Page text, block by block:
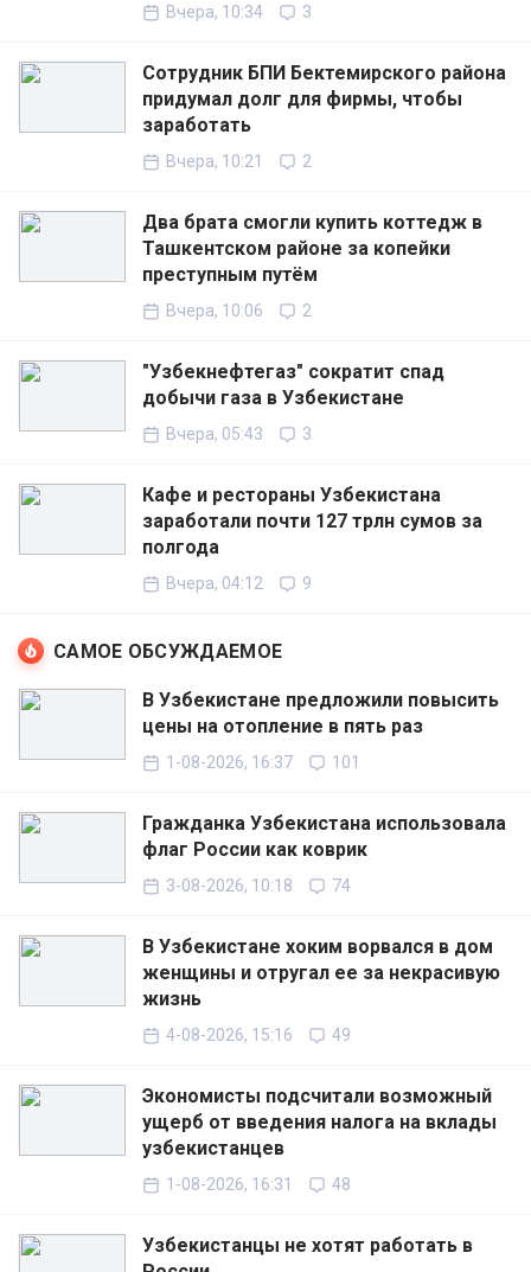
Вчера, 10:34 3
Сотрудник БПИ Бектемирского района
придумал долг для фирмы, чтобы
заработать
Вчера, 10:21 2
Два брата смогли купить коттедж в
Ташкентском районе за копейки
преступным путём
Вчера, 10:06 2
"Узбекнефтегаз" сократит спад
добычи газа в Узбекистане
Вчера, 05:43 3
Кафе и рестораны Узбекистана
заработали почти 127 трлн сумов за
полгода
Вчера, 04:12 9
САМОЕ ОБСУЖДАЕМОЕ
В Узбекистане предложили повысить
цены на отопление в пять раз
1-08-2026, 16:37 101
Гражданка Узбекистана использовала
флаг России как коврик
3-08-2026, 10:18 74
В Узбекистане хоким ворвался в дом
женщины и отругал ее за некрасивую
жизнь
4-08-2026, 15:16 49
Экономисты подсчитали возможный
ущерб от введения налога на вклады
узбекистанцев
1-08-2026, 16:31 48
Узбекистанцы не хотят работать в